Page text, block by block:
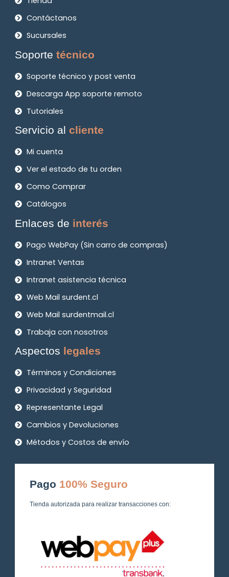
Contáctanos
Sucursales
Soportetécnico
Soporte técnico y post venta
Descarga App soporte remoto
Tutoriales
Servicio alcliente
Mi cuenta
Ver el estado de tu orden
Como Comprar
Catálogos
Enlaces de interés
Pago WebPay (Sin carro de compras)
Intranet Ventas
Intranet asistencia técnica
Web Mail surdent.cl
Web Mail surdentmail.cl
Trabaja con nosotros
Aspectos legales
Términos y Condiciones
Privacidad y Seguridad
Representante Legal
Cambios y Devoluciones
Métodos y Costos de envío
Pago 100% Seguro
Tienda autorizada para realizar transacciones con: